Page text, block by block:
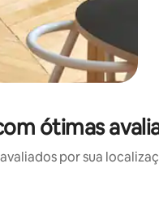
ótimas
por sua